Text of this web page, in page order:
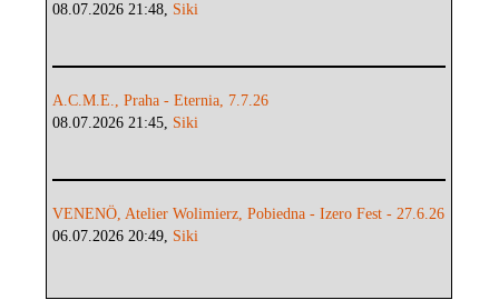
08.07.2026 21:48, Siki
A.C.M.E., Praha - Eternia, 7.7.26
08.07.2026 21:45, Siki
VENENÖ, Atelier Wolimierz, Pobiedna - Izero Fest - 27.6.26
06.07.2026 20:49, Siki